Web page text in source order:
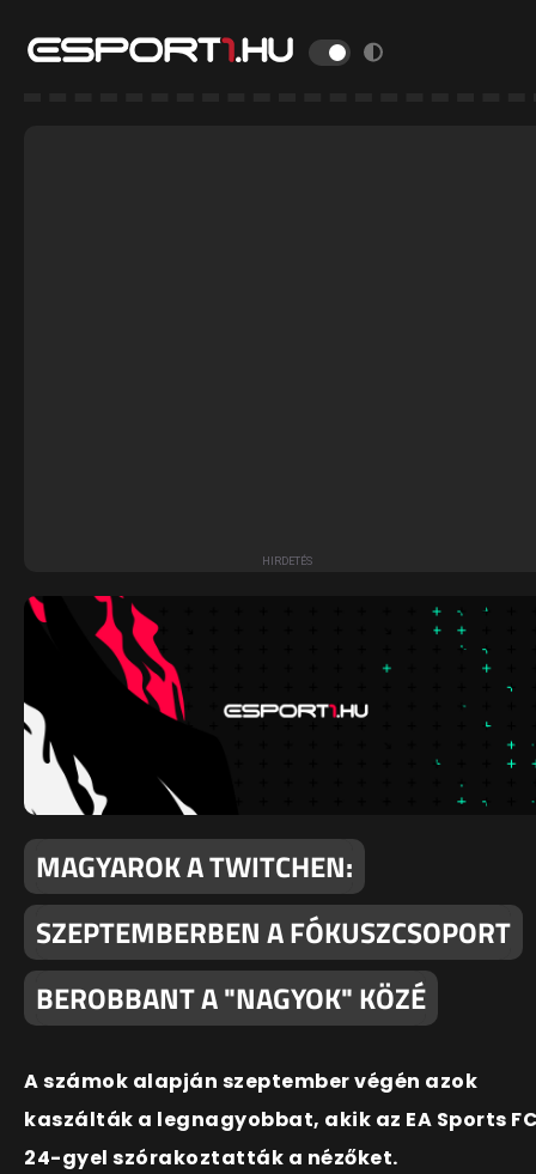
MAGYAROK A TWITCHEN:
SZEPTEMBERBEN A FÓKUSZCSOPORT
BEROBBANT A "NAGYOK" KÖZÉ
A számok alapján szeptember végén azok
kaszálták a legnagyobbat, akik az EA Sports
24-gyel szórakoztatták a nézőket.